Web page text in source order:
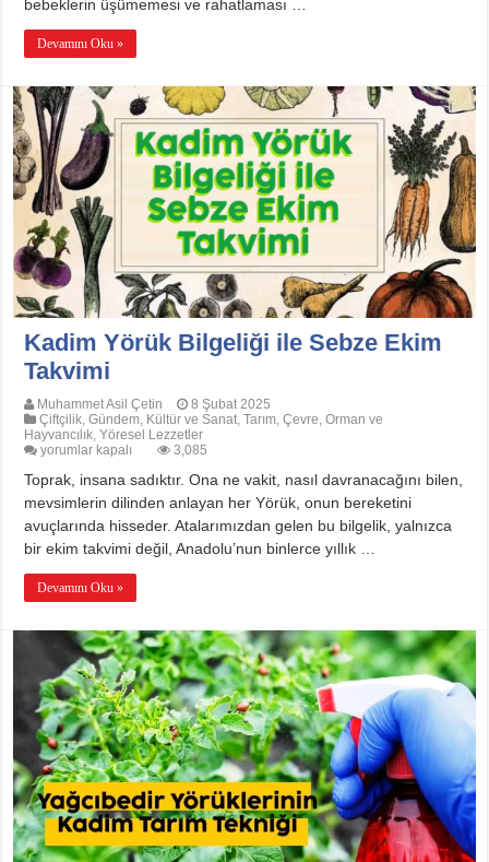
Toprak
“Höllük”
için
bebeklerin üşümemesi ve rahatlaması …
Devamını Oku »
Kadim Yörük Bilgeliği ile Sebze Ekim
Takvimi
Muhammet Asil Çetin
8 Şubat 2025
Çiftçilik,Gündem, Kültür ve Sanat,Tarım, Çevre, Orman ve
Hayvancılık,Yöresel Lezzetler
Kadim
Bilgeliği
Sebze
Ekim
Takvimi
için
yorumlar kapalı 3,085
Toprak, insana sadıktır. Ona ne vakit, nasıl davranacağını bilen,
mevsimlerin dilinden anlayan her Yörük, onun bereketini
avuçlarında hisseder. Atalarımızdan gelen bu bilgelik, yalnızca
bir ekim takvimi değil, Anadolu’nun binlerce yıllık …
Devamını Oku »